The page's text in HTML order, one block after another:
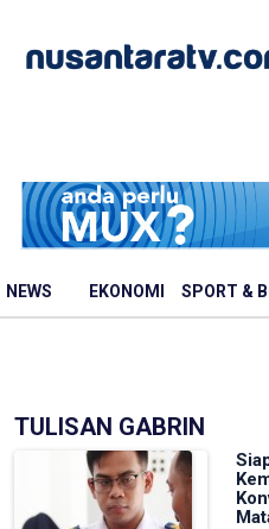
NEWS EKONOMI SPORT &
TULISAN GABRIN